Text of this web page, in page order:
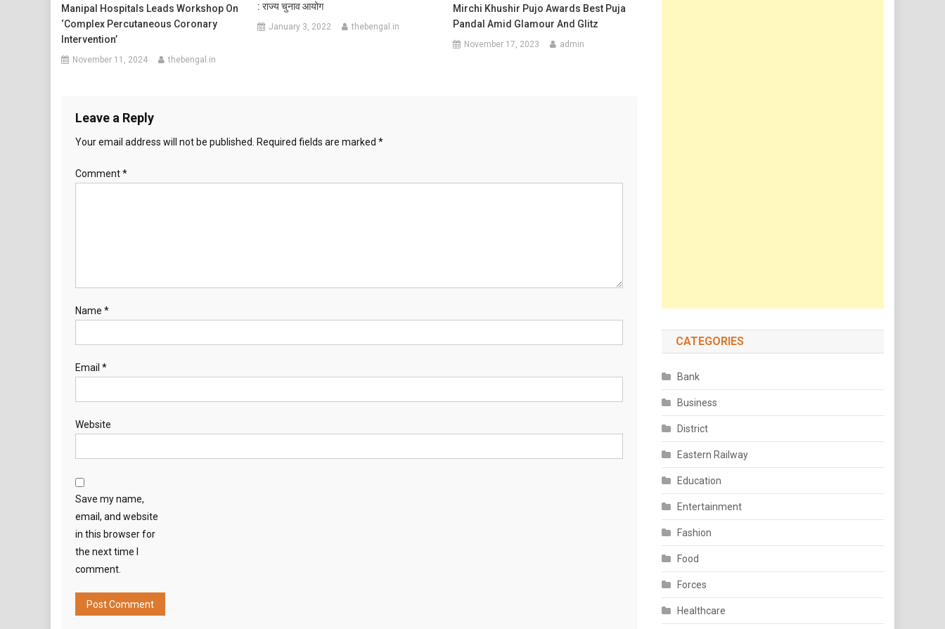
Manipal Hospitals Leads Workshop On
‘Complex Percutaneous Coronary
Intervention’
November 11, 2024 thebengal.in
: राज्य चुनाव आयोग
January 3, 2022 thebengal.in
Mirchi Khushir Pujo Awards Best Puja
Pandal Amid Glamour And Glitz
November 17, 2023 admin
Leave a Reply
Your email address will not be published. Required fields are marked *
Comment*
Name *
Email *
Website
Save my name,
email, and website
in this browser for
the next time I
comment.
CATEGORIES
Bank
Business
District
Eastern Railway
Education
Entertainment
Fashion
Food
Forces
Healthcare